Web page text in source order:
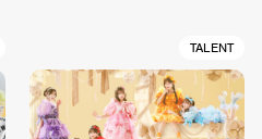
TALENT